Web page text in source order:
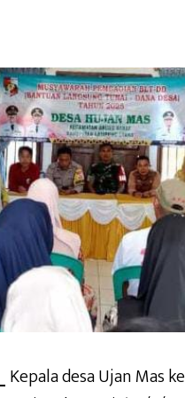
Kepala desa Ujan Mas